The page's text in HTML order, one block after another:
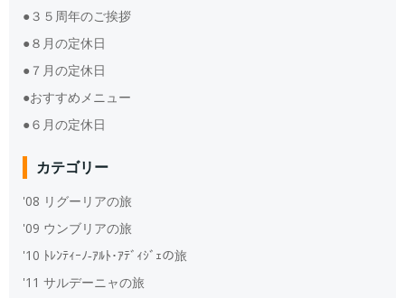
●３５周年のご挨拶
●８月の定休日
●７月の定休日
●おすすめメニュー
●６月の定休日
カテゴリー
'08 リグーリアの旅
'09 ウンブリアの旅
'10 ﾄﾚﾝﾃｨｰﾉ‐ｱﾙﾄ･ｱﾃﾞｨｼﾞｪの旅
'11 サルデーニャの旅